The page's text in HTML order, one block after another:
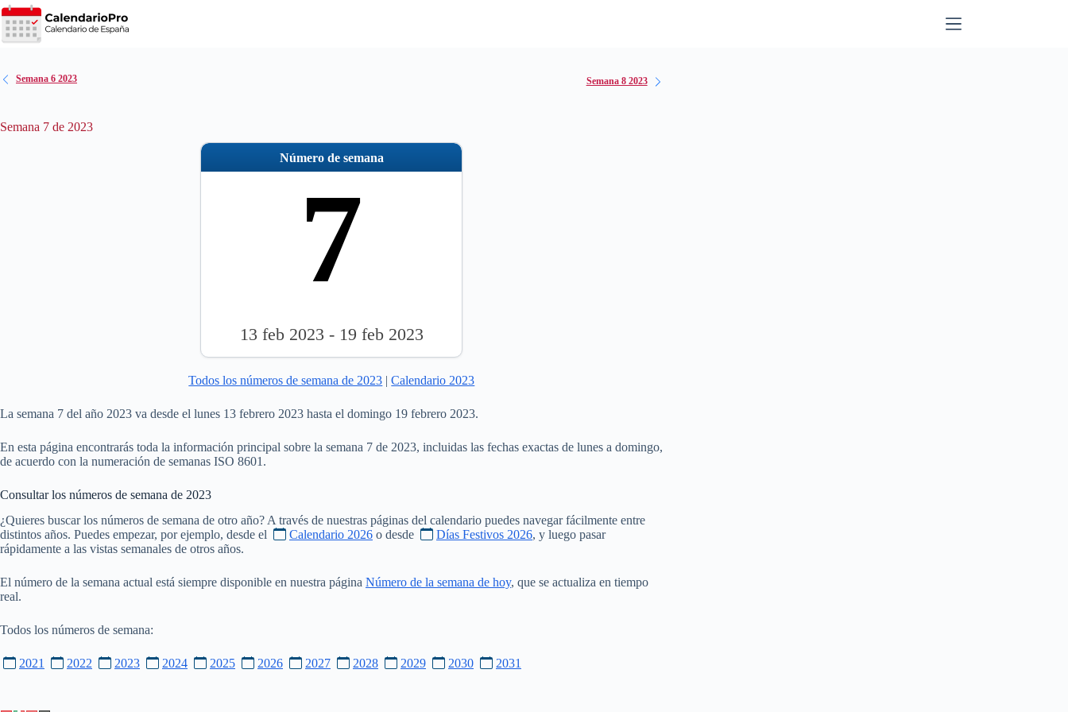
Saltar
al
contenido
Semana 6 2023 Semana 8 2023
Semana 7 de 2023
Número de semana
7
13 feb 2023 - 19 feb 2023
Todos los números de semana de 2023 |Calendario 2023
La semana 7 del año 2023 va desde el lunes 13 febrero 2023 hasta el domingo 19 febrero 2023.
En esta página encontrarás toda la información principal sobre la semana 7 de 2023, incluidas las fechas exactas de lunes a domingo,
de acuerdo con la numeración de semanas ISO 8601.
Consultar los números de semana de 2023
¿Quieres buscar los números de semana de otro año? A través de nuestras páginas del calendario puedes navegar fácilmente entre
distintos años. Puedes empezar, por ejemplo, desde el
Calendario 2026 o desde Días Festivos 2026, y luego pasar
rápidamente a las vistas semanales de otros años.
El número de la semana actual está siempre disponible en nuestra página Número de la semana de hoy, que se actualiza en tiempo
real.
Todos los números de semana:
2021 2022 2023 2024 2025 2026 2027 2028 2029 2030 2031